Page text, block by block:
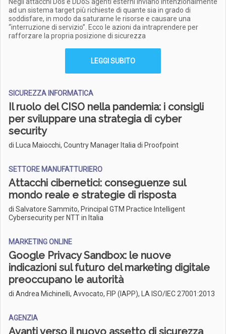
ad un sistema target più richieste di quante sia in grado di
soddisfare, in modo da saturarne le risorse e causare una
“interruzione di servizio”. Ecco le azioni da intraprendere per
rafforzare la propria posizione di sicurezza
LEGGI SUBITO
SICUREZZA INFORMATICA
Il ruolo del CISO nella pandemia: i consigli
per sviluppare una strategia di cyber
security
di Luca Maiocchi, Country Manager Italia di Proofpoint
SETTORE MANUFATTURIERO
Attacchi cibernetici: conseguenze sul
mondo reale e strategie di risposta
di Salvatore Sammito, Principal GTM Practice Intelligent
Cybersecurity per NTT in Italia
MARKETING ONLINE
Google Privacy Sandbox: le nuove
indicazioni sul futuro del marketing digitale
preoccupano le autorità
di Andrea Michinelli, Avvocato, FIP (IAPP), LA ISO/IEC 27001:2013
AGENZIA
Avanti verso il nuovo assetto di sicurezza